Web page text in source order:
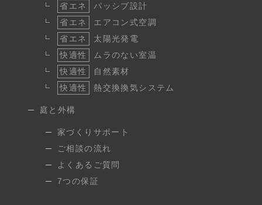
省エネ
パッシブ設計
省エネ
エアコン式空調
省エネ
太陽光発電
快適性
ムラのない室温
快適性
自然素材
快適性
熱交換換気システム
庭と外構
家づくりサポート
ご相談の流れ
よくあるご質問
7つの保証